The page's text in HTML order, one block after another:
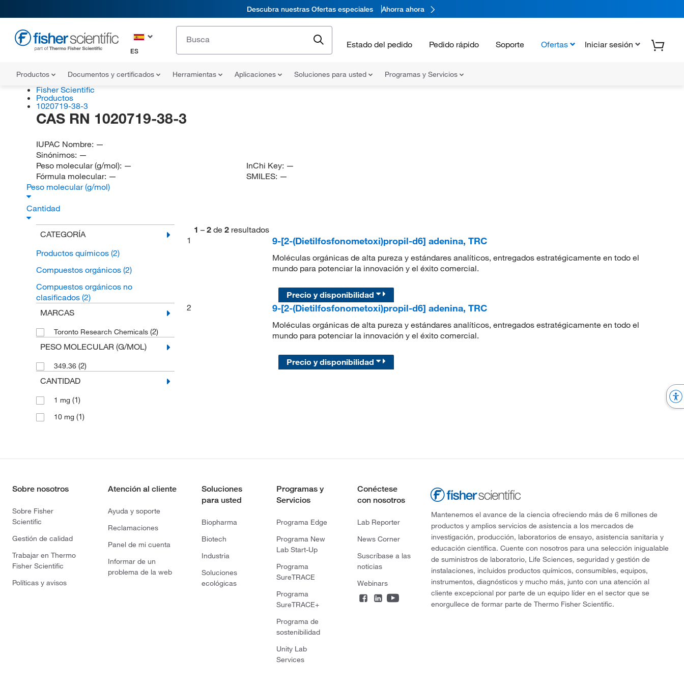
Descubra nuestras Ofertas especiales Ahorra ahora
ES
Estado del pedido Pedido rápido Soporte Ofertas Iniciar sesión
Productos Documentos y certificados Herramientas Aplicaciones Soluciones para usted Programas y Servicios
Fisher Scientific
Productos
1020719-38-3
CAS RN 1020719-38-3
IUPAC Nombre: —
Sinónimos: —
Peso molecular (g/mol): —
Fórmula molecular: —
InChi Key: —
SMILES: —
Peso molecular (g/mol)
Cantidad
CATEGORÍA
Productos químicos (2)
Compuestos orgánicos (2)
Compuestos orgánicos no
clasificados (2)
MARCAS
Toronto Research Chemicals (2)
PESO MOLECULAR (G/MOL)
349.36 (2)
CANTIDAD
1 mg (1)
10 mg (1)
1 – 2 de 2 resultados
1
9-[2-(Dietilfosfonometoxi)propil-d6] adenina, TRC
Moléculas orgánicas de alta pureza y estándares analíticos, entregados estratégicamente en todo el
mundo para potenciar la innovación y el éxito comercial.
Precio y disponibilidad
2
9-[2-(Dietilfosfonometoxi)propil-d6] adenina, TRC
Moléculas orgánicas de alta pureza y estándares analíticos, entregados estratégicamente en todo el
mundo para potenciar la innovación y el éxito comercial.
Precio y disponibilidad
Sobre nosotros
Sobre Fisher
Scientific
Gestión de calidad
Trabajar en Thermo
Fisher Scientific
Políticas y avisos
Atención al cliente
Ayuda y soporte
Reclamaciones
Panel de mi cuenta
Informar de un
problema de la web
Soluciones
para usted
Biopharma
Biotech
Industria
Soluciones
ecológicas
Programas y
Servicios
Programa Edge
Programa New
Lab Start-Up
Programa
SureTRACE
Programa
SureTRACE+
Programa de
sostenibilidad
Unity Lab
Services
Conéctese
con nosotros
Lab Reporter
News Corner
Suscríbase a las
noticias
Webinars
Mantenemos el avance de la ciencia ofreciendo más de 6 millones de
productos y amplios servicios de asistencia a los mercados de
investigación, producción, laboratorios de ensayo, asistencia sanitaria y
educación científica. Cuente con nosotros para una selección inigualable
de suministros de laboratorio, Life Sciences, seguridad y gestión de
instalaciones, incluidos productos químicos, consumibles, equipos,
instrumentos, diagnósticos y mucho más, junto con una atención al
cliente excepcional por parte de un equipo líder en el sector que se
enorgullece de formar parte de Thermo Fisher Scientific.